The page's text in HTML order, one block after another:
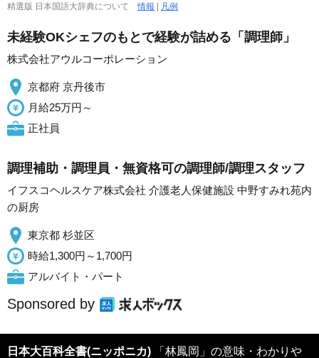
精選版 日本国語大辞典について情報 凡例
未経験OKシェフのもとで経験が詰める「調理師」
株式会社アウルコーポレーション
京都府 京丹後市
月給25万円～
正社員
調理補助・調理員・無資格可の調理師/調理スタッフ
イフスコヘルスケア株式会社 介護老人保健施設 中野すみれ苑内
の厨房
東京都 杉並区
時給1,300円～1,700円
アルバイト・パート
Sponsored by
日本大百科全書(ニッポニカ)